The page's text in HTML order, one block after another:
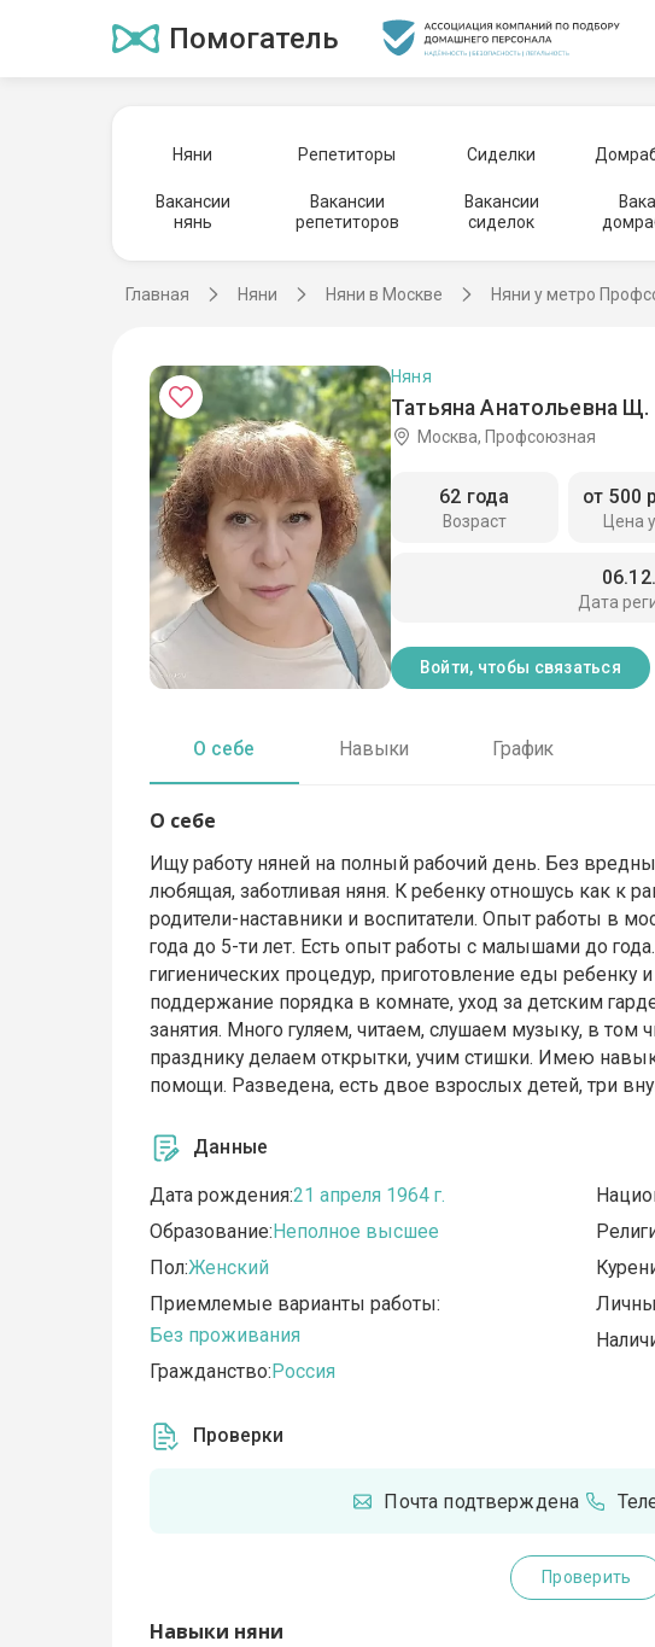
Помогатель
Няни Репетиторы Сиделки
Вакансии
нянь
Вакансии
репетиторов
Вакансии
сиделок
Главная Няни Няни в Москве Няни у метро
Татьяна Анатольевна Щ.
Няня
Москва, Профсоюзная
Возраст
62 года
Цена
от 500
Дата
Войти, чтобы связаться
О себе Навыки График
О себе
Ищу работу няней на полный рабочий день. Без
любящая, заботливая няня. К ребенку отношусь как к
родители-наставники и воспитатели. Опыт работы в
года до 5-ти лет. Есть опыт работы с малышами до
гигиенических процедур, приготовление еды
поддержание порядка в комнате, уход за детским
занятия. Много гуляем, читаем, слушаем музыку, в том
празднику делаем открытки, учим стишки. Имею
помощи. Разведена, есть двое взрослых детей, три
Данные
Дата рождения:21 апреля 1964 г.
Образование:Неполное высшее
Пол:Женский
Приемлемые варианты работы:
Без проживания
Гражданство:Россия
Проверки
Почта подтверждена
Проверить
Навыки няни